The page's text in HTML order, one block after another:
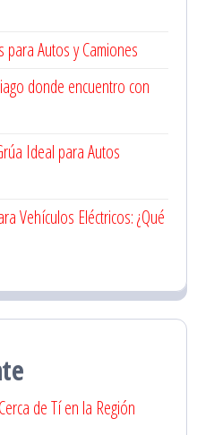
Autos y Camiones
donde encuentro con
Ideal para Autos
Vehículos Eléctricos: ¿Qué
de Tí en la Región